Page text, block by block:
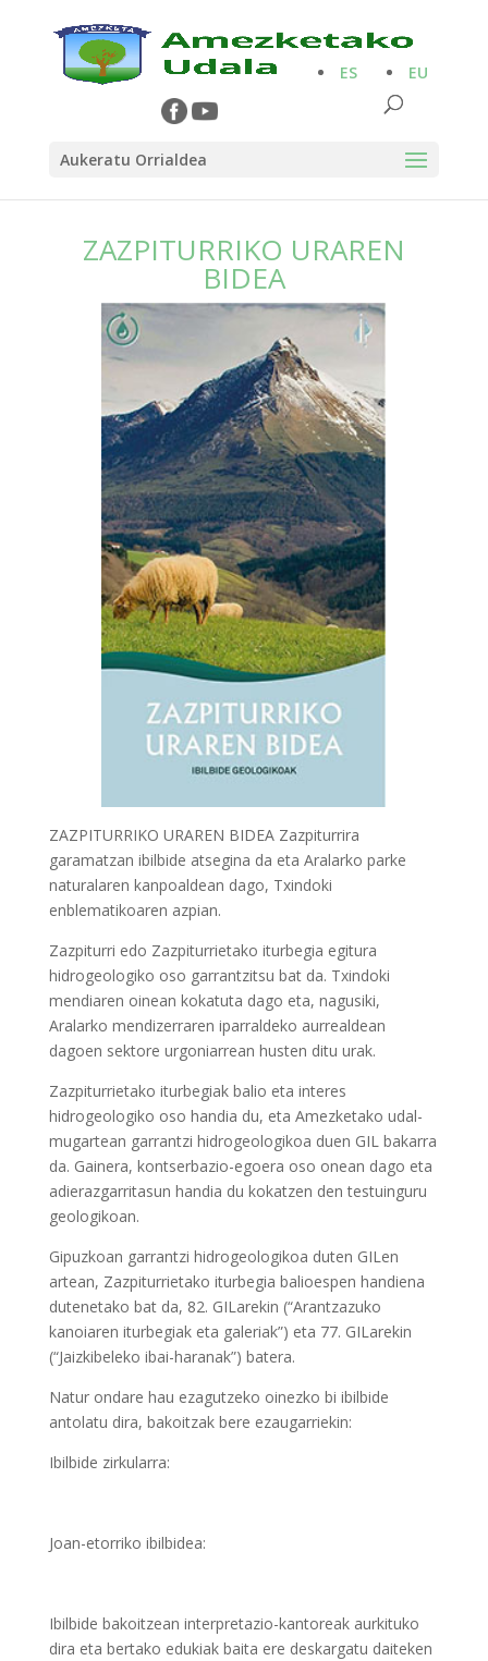
Aukeratu Orrialdea
ES EU
ZAZPITURRIKO URAREN
BIDEA
ZAZPITURRIKO URAREN BIDEA Zazpiturrira
garamatzan ibilbide atsegina da eta Aralarko parke
naturalaren kanpoaldean dago, Txindoki
enblematikoaren azpian.
Zazpiturri edo Zazpiturrietako iturbegia egitura
hidrogeologiko oso garrantzitsu bat da. Txindoki
mendiaren oinean kokatuta dago eta, nagusiki,
Aralarko mendizerraren iparraldeko aurrealdean
dagoen sektore urgoniarrean husten ditu urak.
Zazpiturrietako iturbegiak balio eta interes
hidrogeologiko oso handia du, eta Amezketako udal-
mugartean garrantzi hidrogeologikoa duen GIL bakarra
da. Gainera, kontserbazio-egoera oso onean dago eta
adierazgarritasun handia du kokatzen den testuinguru
geologikoan.
Gipuzkoan garrantzi hidrogeologikoa duten GILen
artean, Zazpiturrietako iturbegia balioespen handiena
dutenetako bat da, 82. GILarekin (“Arantzazuko
kanoiaren iturbegiak eta galeriak”) eta 77. GILarekin
(“Jaizkibeleko ibai-haranak”) batera.
Natur ondare hau ezagutzeko oinezko bi ibilbide
antolatu dira, bakoitzak bere ezaugarriekin:
Ibilbide zirkularra:
Joan-etorriko ibilbidea:
Ibilbide bakoitzean interpretazio-kantoreak aurkituko
dira eta bertako edukiak baita ere deskargatu daiteken